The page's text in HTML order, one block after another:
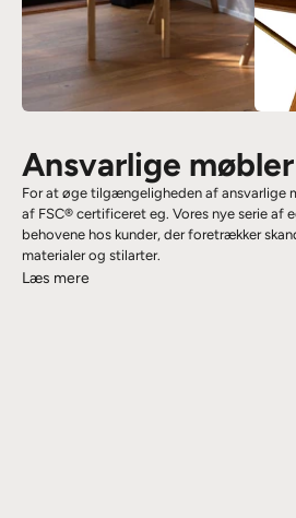
Ansvarlige møbler
For at øge tilgængeligheden af ​​ansvarlige
af FSC® certificeret eg. Vores nye serie
behovene hos kunder, der foretrækker
materialer og stilarter.
Læs mere